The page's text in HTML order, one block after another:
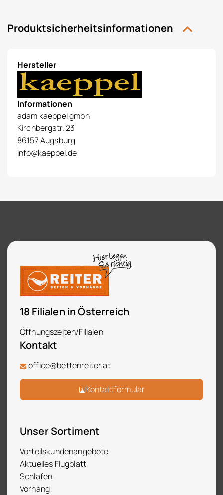
Produktsicherheitsinformationen
Hersteller
Informationen
adam kaeppel gmbh
Kirchbergstr. 23
86157 Augsburg
info@kaeppel.de
18 Filialen in Österreich
Öffnungszeiten/Filialen
Kontakt
office@bettenreiter.at
Kontaktformular
Unser Sortiment
Vorteilskundenangebote
Aktuelles Flugblatt
Schlafen
Vorhang